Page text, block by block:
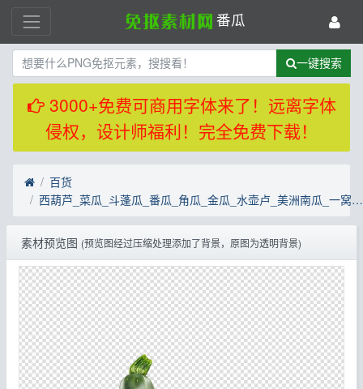
番瓜
一键搜索
3000+免费可商用字体来了！远离字体
侵权，设计师福利！完全免费下载！
百货
西葫芦_菜瓜_斗蓬瓜_番瓜_角瓜_金瓜_水壶卢_美洲南瓜_一窝鸡_zucchini_PNG47
素材预览图 (预览图经过压缩处理添加了背景，原图为透明背景)